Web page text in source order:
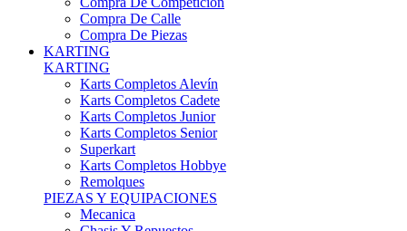
Compra De Piezas
KARTING
KARTING
Karts Completos Alevín
Karts Completos Cadete
Karts Completos Junior
Karts Completos Senior
Superkart
Karts Completos Hobbye
Remolques
PIEZAS Y EQUIPACIONES
Mecanica
Chasis Y Repuestos
Frenos